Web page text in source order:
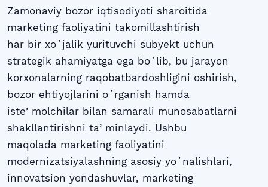
Zamonaviy bozor iqtisodiyoti sharoitida
marketing faoliyatini takomillashtirish
har bir xoʻjalik yurituvchi subyekt uchun
strategik ahamiyatga ega boʻlib, bu jarayon
korxonalarning raqobatbardoshligini oshirish,
bozor ehtiyojlarini oʻrganish hamda
isteʼmolchilar bilan samarali munosabatlarni
shakllantirishni taʼminlaydi. Ushbu
maqolada marketing faoliyatini
modernizatsiyalashning asosiy yoʻnalishlari,
innovatsion yondashuvlar, marketing